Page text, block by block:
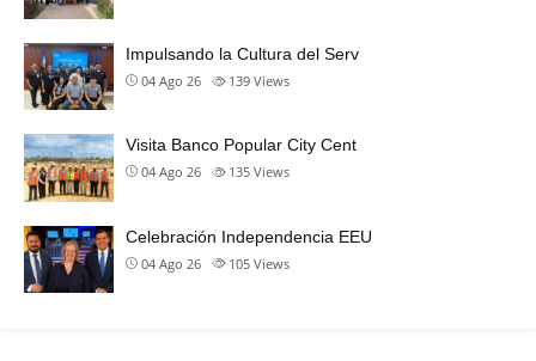
Impulsando la Cultura del Serv
04 Ago 26 139 Views
Visita Banco Popular City Cent
04 Ago 26 135 Views
Celebración Independencia EEU
04 Ago 26 105 Views